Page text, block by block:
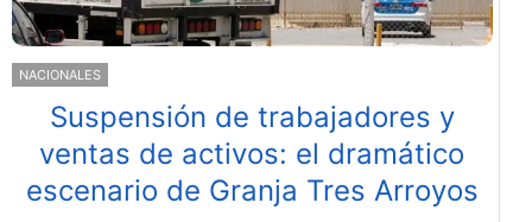
NACIONALES
Suspensión de trabajadores y
ventas de activos: el dramático
escenario de Granja Tres Arroyos